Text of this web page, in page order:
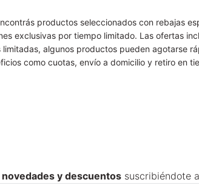
productos seleccionados con rebajas
exclusivas por tiempo limitado. Las ofertas
algunos productos pueden agotarse
como cuotas, envío a domicilio y retiro en
novedades y descuentossuscribiéndote